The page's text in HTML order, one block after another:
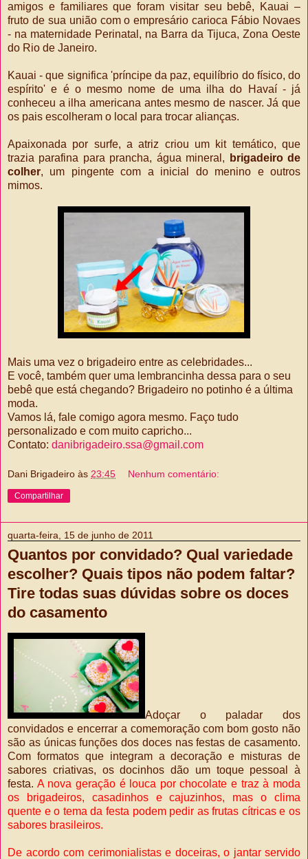
amigos e familiares que foram visitar seu bebê, Kauai –
fruto de sua união com o empresário carioca Fábio Novaes
- na maternidade Perinatal, na Barra da Tijuca, Zona Oeste
do Rio de Janeiro.
Kauai - que significa 'príncipe da paz, equilíbrio do físico, do
espírito' e é o mesmo nome de uma ilha do Havaí - já
conheceu a ilha americana antes mesmo de nascer. Já que
os pais escolheram o local para trocar alianças.
Apaixonada por surfe, a atriz criou um kit temático, que
trazia parafina para prancha, água mineral,
brigadeiro de
colher, um pingente com a inicial do menino e outros
mimos.
Mais uma vez o brigadeiro entre as celebridades...
E você, também quer uma lembrancinha dessa para o seu
bebê que está chegando? Brigadeiro no potinho é a última
moda.
Vamos lá, fale comigo agora mesmo. Faço tudo
personalizado e com muito capricho...
Contato: danibrigadeiro.ssa@gmail.com
Dani Brigadeiro às 23:45 Nenhum comentário:
Compartilhar
quarta-feira, 15 de junho de 2011
Quantos por convidado? Qual variedade
escolher? Quais tipos não podem faltar?
Tire todas suas dúvidas sobre os doces
do casamento
Adoçar o paladar dos
convidados e encerrar a comemoração com bom gosto não
são as únicas funções dos doces nas festas de casamento.
Com formatos que integram a decoração e misturas de
sabores criativas, os docinhos dão um toque pessoal à
festa. A nova geração é louca por chocolate e traz à moda
os brigadeiros, casadinhos e cajuzinhos, mas o clima
quente e o tema da festa podem pedir as frutas cítricas e os
sabores brasileiros.
De acordo com cerimonialistas e doceiras, o jantar servido